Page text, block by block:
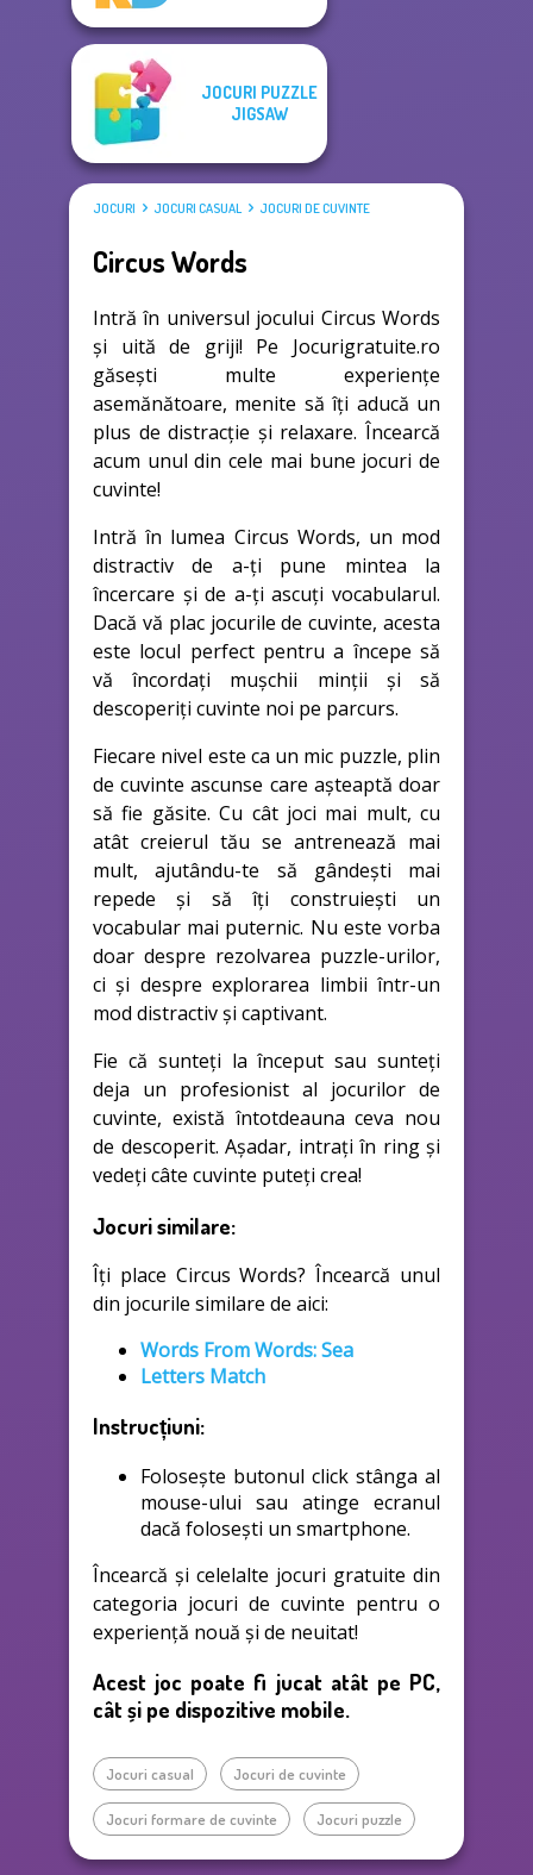
JOCURI PUZZLE
JIGSAW
JOCURI JOCURI CASUAL JOCURI DE CUVINTE
Circus Words
Intră în universul jocului Circus Words
și uită de griji! Pe Jocurigratuite.ro
găsești multe experiențe
asemănătoare, menite să îți aducă un
plus de distracție și relaxare. Încearcă
acum unul din cele mai bune jocuri de
cuvinte!
Intră în lumea Circus Words, un mod
distractiv de a-ți pune mintea la
încercare și de a-ți ascuți vocabularul.
Dacă vă plac jocurile de cuvinte, acesta
este locul perfect pentru a începe să
vă încordați mușchii minții și să
descoperiți cuvinte noi pe parcurs.
Fiecare nivel este ca un mic puzzle, plin
de cuvinte ascunse care așteaptă doar
să fie găsite. Cu cât joci mai mult, cu
atât creierul tău se antrenează mai
mult, ajutându-te să gândești mai
repede și să îți construiești un
vocabular mai puternic. Nu este vorba
doar despre rezolvarea puzzle-urilor,
ci și despre explorarea limbii într-un
mod distractiv și captivant.
Fie că sunteți la început sau sunteți
deja un profesionist al jocurilor de
cuvinte, există întotdeauna ceva nou
de descoperit. Așadar, intrați în ring și
vedeți câte cuvinte puteți crea!
Jocuri similare:
Îți place Circus Words? Încearcă unul
din jocurile similare de aici:
Words From Words: Sea
Letters Match
Instrucțiuni:
Folosește butonul click stânga al
mouse-ului sau atinge ecranul
dacă folosești un smartphone.
Încearcă și celelalte jocuri gratuite din
categoria jocuri de cuvinte pentru o
experiență nouă și de neuitat!
Acest joc poate fi jucat atât pe PC,
cât și pe dispozitive mobile.
Jocuri casual Jocuri de cuvinte
Jocuri formare de cuvinte Jocuri puzzle